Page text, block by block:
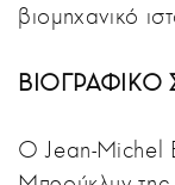
βιομηχανικό
Ο Jean-Michel